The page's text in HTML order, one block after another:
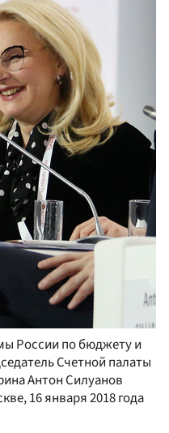
России по бюджету и
Счетной палаты
Антон Силуанов
16 января 2018 года